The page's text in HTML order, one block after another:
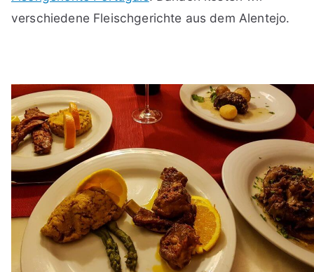
verschiedene Fleischgerichte aus dem Alentejo.